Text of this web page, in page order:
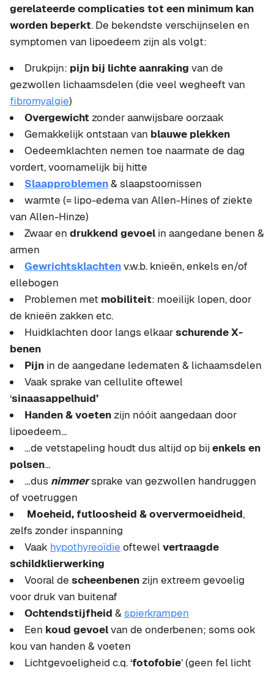
gerelateerde complicaties tot een minimum kan
worden beperkt. De bekendste verschijnselen en
symptomen van lipoedeem zijn als volgt:
Drukpijn: pijn bij lichte aanraking van de
gezwollen lichaamsdelen (die veel wegheeft van
fibromyalgie)
Overgewicht zonder aanwijsbare oorzaak
Gemakkelijk ontstaan van blauwe plekken
Oedeemklachten nemen toe naarmate de dag
vordert, voornamelijk bij hitte
Slaapproblemen& slaapstoornissen
warmte (= lipo-edema van Allen-Hines of ziekte
van Allen-Hinze)
Zwaar en drukkend gevoel in aangedane benen &
armen
Gewrichtsklachtenv.w.b. knieën, enkels en/of
ellebogen
Problemen met mobiliteit: moeilijk lopen, door
de knieën zakken etc.
Huidklachten door langs elkaarschurende X-
benen
Pijn in de aangedane ledematen & lichaamsdelen
Vaak sprake van cellulite oftewel
‘sinaasappelhuid’
Handen & voeten zijn nóóit aangedaan door
lipoedeem…
…de vetstapeling houdt dus altijd op bij enkels en
polsen…
…dus nimmersprake van gezwollen handruggen
of voetruggen
Moeheid, futloosheid & oververmoeidheid,
zelfs zonder inspanning
Vaak hypothyreoïdie oftewelvertraagde
schildklierwerking
Vooral de scheenbenen zijn extreem gevoelig
voor druk van buitenaf
Ochtendstijfheid & spierkrampen
Een koud gevoelvan de onderbenen; soms ook
kou van handen & voeten
Lichtgevoeligheid c.q. ‘fotofobie’ (geen fel licht